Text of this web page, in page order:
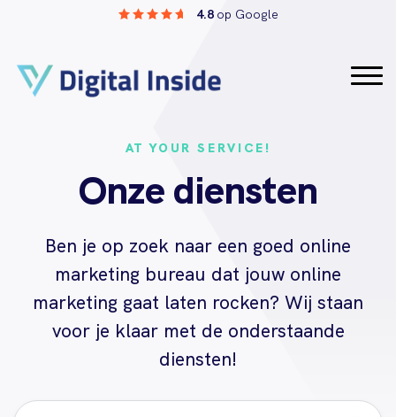
4.8 op Google
AT YOUR SERVICE!
Onze diensten
Ben je op zoek naar een goed online
marketing bureau dat jouw online
marketing gaat laten rocken? Wij staan
voor je klaar met de onderstaande
diensten!